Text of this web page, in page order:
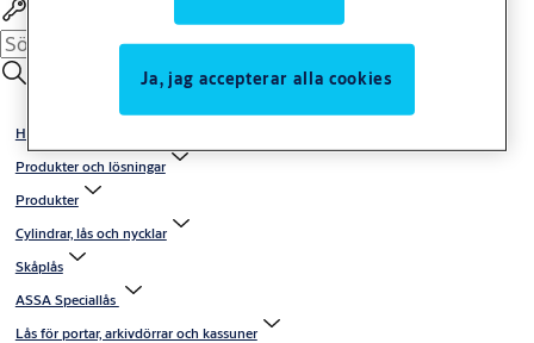
Logga in Partner Area
Hem
Produkter och lösningar
Produkter
Cylindrar, lås och nycklar
Skåplås
ASSA Speciallås
Lås för portar, arkivdörrar och kassuner
Ja, jag accepterar alla cookies